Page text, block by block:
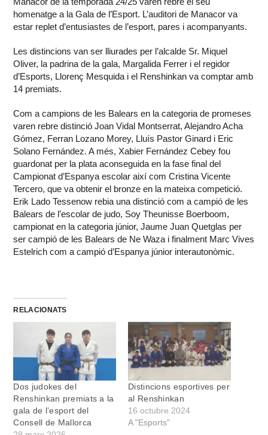
homenatge a la Gala de l’Esport. L’auditori de Manacor va
estar replet d’entusiastes de l’esport, pares i acompanyants.
Les distincions van ser lliurades per l’alcalde Sr. Miquel
Oliver, la padrina de la gala, Margalida Ferrer i el regidor
d’Esports, Llorenç Mesquida i el Renshinkan va comptar amb
14 premiats.
Com a campions de les Balears en la categoria de promeses
varen rebre distinció Joan Vidal Montserrat, Alejandro Acha
Gómez, Ferran Lozano Morey, Lluís Pastor Ginard i Eric
Solano Fernández. A més, Xabier Fernández Cebey fou
guardonat per la plata aconseguida en la fase final del
Campionat d’Espanya escolar així com Cristina Vicente
Tercero, que va obtenir el bronze en la mateixa competició.
Erik Lado Tessenow rebia una distinció com a campió de les
Balears de l’escolar de judo, Soy Theunisse Boerboom,
campionat en la categoria júnior, Jaume Juan Quetglas per
ser campió de les Balears de Ne Waza i finalment Marc Vives
Estelrich com a campió d’Espanya júnior interautonòmic.
RELACIONATS
Dos judokes del
Renshinkan premiats a la
gala de l’esport del
Consell de Mallorca
Distincions esportives per
al Renshinkan
16 octubre 2024
A "Esports"